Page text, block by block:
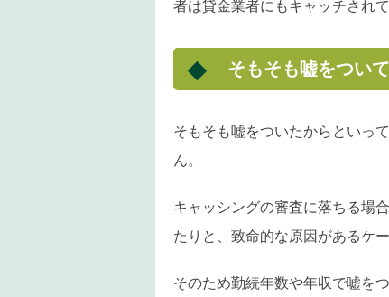
者は貸金業者にもキャッチされ
そもそも嘘をつい
そもそも嘘をついたからといっ
ん。
キャッシングの審査に落ちる場
たりと、致命的な原因があるケ
そのため勤続年数や年収で嘘を